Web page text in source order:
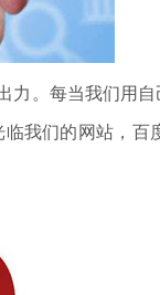
。每当我们用自
我们的网站，百